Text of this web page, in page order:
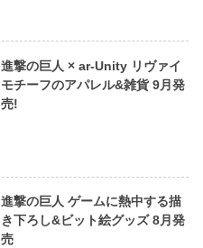
進撃の巨人 × ar-Unity リヴァイ
モチーフのアパレル&雑貨 9月発
売!
進撃の巨人 ゲームに熱中する描
き下ろし&ビット絵グッズ 8月発
売